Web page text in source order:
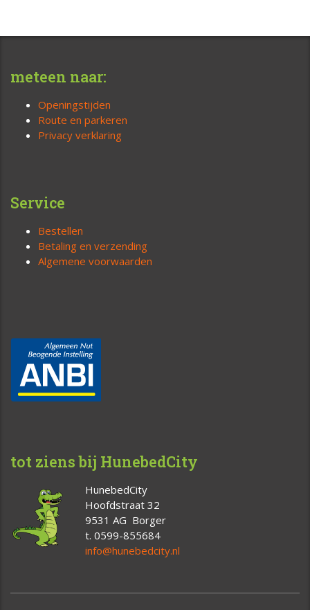
meteen naar:
Openingstijden
Route en parkeren
Privacy verklaring
Service
Bestellen
Betaling en verzending
Algemene voorwaarden
tot ziens bij HunebedCity
HunebedCity
Hoofdstraat 32
9531 AG Borger
t. 0599-855684
info@hunebedcity.nl